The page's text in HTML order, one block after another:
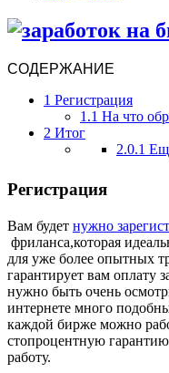
СОДЕРЖАНИЕ
1 Регистрация
1.1 На что
2 Итог
2.0.1
Регистрация
Вам будет нужно
фриланса,которая
для уже более опытных
гарантирует вам оплату
нужно быть очень
интернете много
каждой бирже можно
стопроцентную
работу.